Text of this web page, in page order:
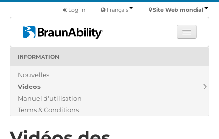
Site Web mondial
Français
Log in
Produits
Nous
Trouver un revendeur
INFORMATION
Nouvelles
Videos
Manuel d'utilisation
Terms & Conditions